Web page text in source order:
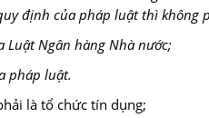
định của pháp luật thì không
Ngân hàng Nhà nước;
pháp luật.
là tổ chức tín dụng;